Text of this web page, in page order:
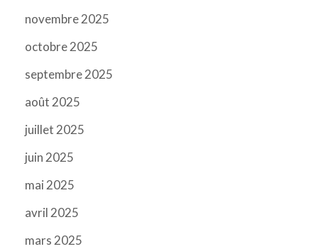
novembre 2025
octobre 2025
septembre 2025
août 2025
juillet 2025
juin 2025
mai 2025
avril 2025
mars 2025